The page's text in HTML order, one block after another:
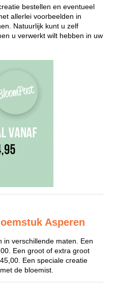
bestellen en eventueel
allerlei voorbeelden in
Natuurlijk kunt u zelf
u verwerkt wilt hebben in uw
Asperen
in verschillende maten. Een
Een groot of extra groot
Een speciale creatie
de bloemist.